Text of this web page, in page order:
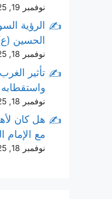
نوفمبر 19, 2025
الرؤية
الحسين
نوفمبر 18, 2025
تأثير
نوفمبر 18, 2025
هل كان
مع الإمام
نوفمبر 18, 2025